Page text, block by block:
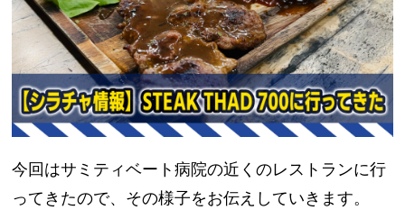
今回はサミティベート病院の近くのレストランに行
ってきたので、その様子をお伝えしていきます。